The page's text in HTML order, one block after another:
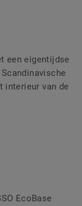
een eigentijdse
interieur van de
tinten en 4
Silver-
EcoBase